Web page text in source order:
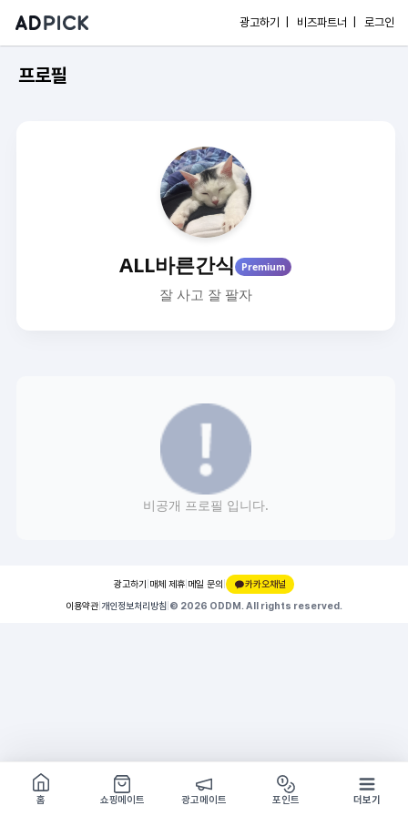
광고하기 | 비즈파트너 | 로그인
프로필
ALL바른간식 Premium
잘 사고 잘 팔자
비공개 프로필 입니다.
광고하기 매체 제휴 메일 문의 |
카카오채널
이용약관 개인정보처리방침 © 2026 ODDM. All rights reserved.
쇼핑몰 구경하기
방문시 1G
홈
쇼핑메이트 광고메이트 포인트 더보기